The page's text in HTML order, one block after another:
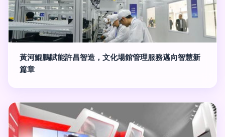
黃河鯤鵬賦能許昌智造，文化場館管理服務邁向智慧新
篇章